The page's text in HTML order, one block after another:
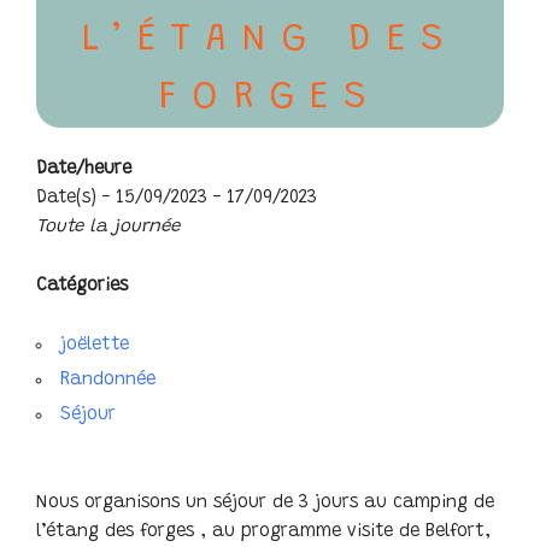
L’ÉTANG DES
FORGES
Date/heure
Date(s) - 15/09/2023 - 17/09/2023
Toute la journée
Catégories
joëlette
Randonnée
Séjour
Nous organisons un séjour de 3 jours au camping de
l’étang des forges , au programme visite de Belfort,